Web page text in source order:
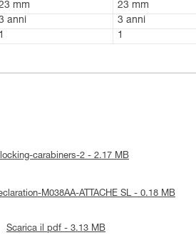
mm
23 mm
anni
3 anni
1 1
carabiners-2 - 2.17 MB
M038AA-ATTACHE SL - 0.18 MB
Scarica il pdf - 3.13 MB